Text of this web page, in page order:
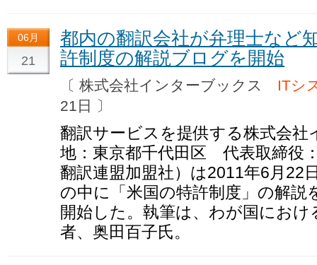
06月
21
都内の翻訳会社が弁理士など
許制度の解説ブログを開始
〔 株式会社インターブックス ITシ
21日 〕
翻訳サービスを提供する株式会
地：東京都千代田区 代表取締
翻訳連盟加盟社）は2011年6月22
の中に「米国の特許制度」の解
開始した。執筆は、わが国にお
者、奥田百子氏。